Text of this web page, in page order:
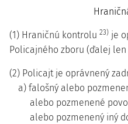
(1) Hraničnú kontrolu 23) je
Policajného zboru (ďalej
(2) Policajt je oprávnený
a) falošný alebo
alebo pozmenené
alebo pozmenený iný